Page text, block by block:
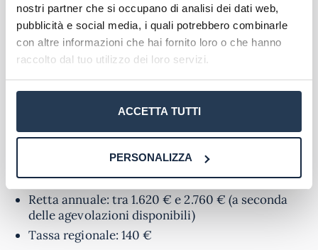
nostri partner che si occupano di analisi dei dati web,
pubblicità e social media, i quali potrebbero combinarle
con altre informazioni che hai fornito loro o che hanno
raccolto dal tuo utilizzo dei loro servizi.
ACCETTA TUTTI
PERSONALIZZA
online
Sulla base di quanto detto nei paragrafi
solo il percorso triennale. Di seguito elenchiamo
Università Telematica:
Costo TriennaleUnimarconi
Retta annuale: tra 1.620 € e 2.760 € (a seconda
delle agevolazioni disponibili)
Tassa regionale: 140 €